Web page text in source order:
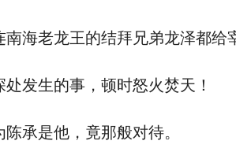
老龙王的结拜兄弟龙泽都给
发生的事，顿时怒火焚天！
承是他，竟那般对待。